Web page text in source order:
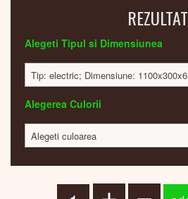
REZULTAT
Alegeti Tipul si Dimensiunea
Alegerea Culorii
Alegeti culoarea